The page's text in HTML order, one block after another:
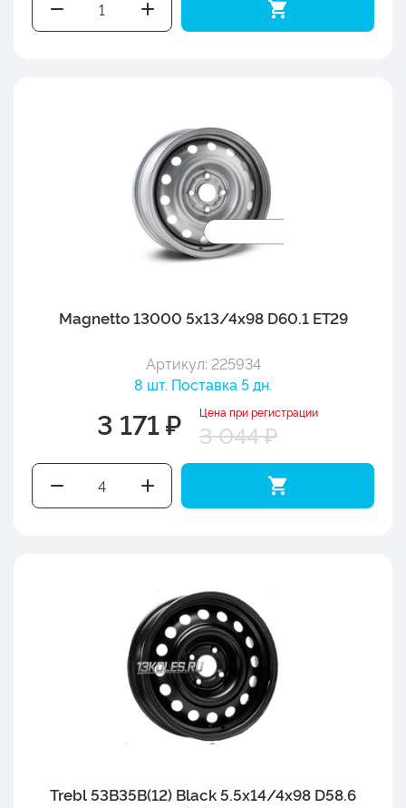
Magnetto 13000 5x13/4x98 D60.1 ET29
Артикул: 225934
8 шт. Поставка 5 дн.
3 171 ₽ Цена при регистрации
3 044 ₽
Trebl 53B35B(12) Black 5.5x14/4x98 D58.6